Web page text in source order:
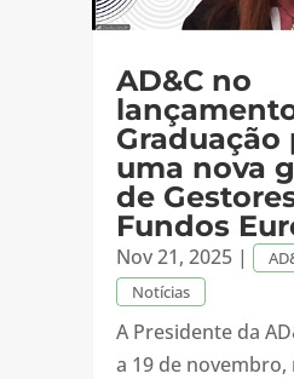
AD&C no
Graduação
uma nova
de
Fundos
Nov 21, 2025|
Notícias
A Presidente da
a 19 de novembro,